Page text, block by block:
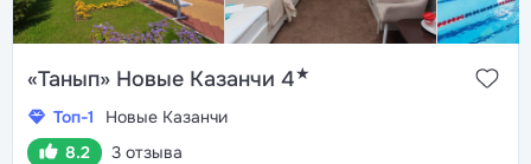
«Танып» Новые Казанчи 4★
Топ-1
Новые Казанчи
8.2
3 отзыва